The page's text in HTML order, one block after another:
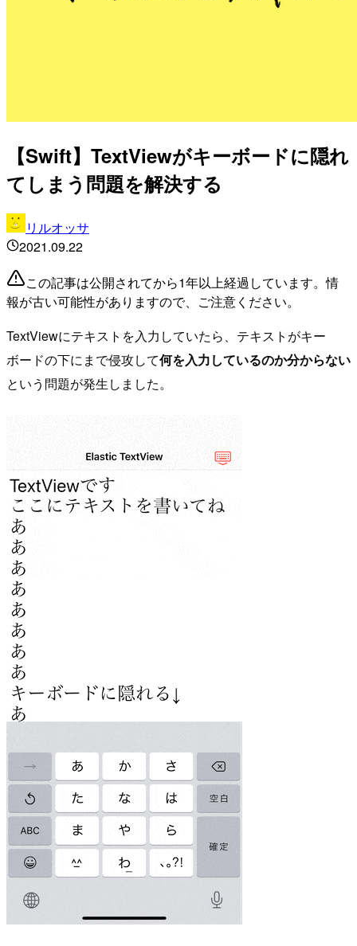
【Swift】TextViewがキーボードに隠れ
てしまう問題を解決する
リルオッサ
2021.09.22
この記事は公開されてから1年以上経過しています。情
報が古い可能性がありますので、ご注意ください。
TextViewにテキストを入力していたら、テキストがキー
ボードの下にまで侵攻して何を入力しているのか分からない
という問題が発生しました。